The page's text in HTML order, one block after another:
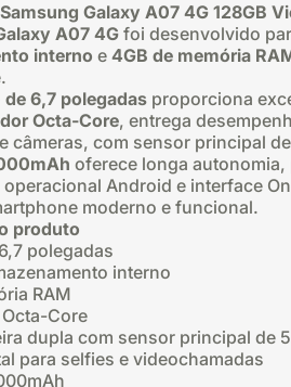
Galaxy A07 4G 128GB
A07 4Gfoi desenvolvido
interno e 4GB de memória
de 6,7 polegadas proporciona
Octa-Core, entrega
câmeras, com sensor principal de
oferece longa
Android e interface
moderno e funcional.
produto
polegadas
interno
RAM
Core
dupla com sensor principal de
para selfies e videochamadas